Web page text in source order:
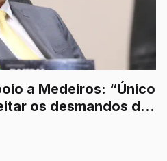
a Medeiros: “Único
os desmandos do